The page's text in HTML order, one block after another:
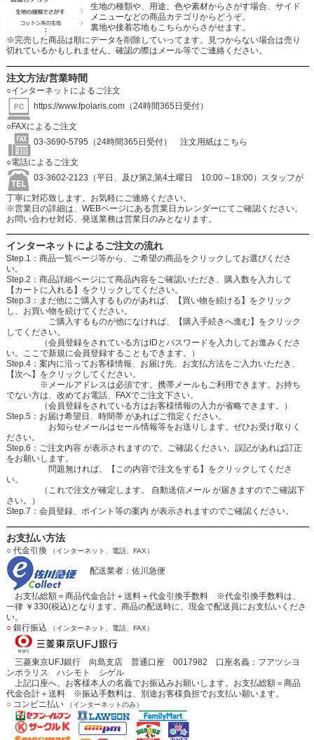
生地の種類や、用途、色や素材からさがす場合、サイド
メニューなどの商品カテゴリからどうぞ。
裏地や接着芯地もこちらからさがせます。
※完売した商品は順にデータを削除していってます。見つからない場合は売り
切れているかもしれません。確認の際はメール等でご連絡ください。
注文方法/営業時間
○インターネットによるご注文
https://www.fpolaris.com（24時間365日受付）
○FAXによるご注文
03-3690-5795（24時間365日受付）
注文用紙はこちら
○電話によるご注文
03-3602-2123（平日、及び第2,第4土曜日 10:00～18:00）スタッフが
丁寧に対応致します。お気軽にご連絡ください。
※営業日の詳細は、WEBページにある営業日カレンダーにてご確認ください。
お問い合わせ対応、発送業務は営業日のみとなります。
インターネットによるご注文の流れ
Step.1：商品一覧ページ等から、ご希望の商品をクリックしてお選びくださ
い。
Step.2：商品詳細ページにて商品内容をご確認いただき、購入数を入力して
【カートに入れる】をクリックしてください。
Step.3：まだ他にご購入するものがあれば、【買い物を続ける】をクリック
し、お買い物を続けてください。
ご購入するものが他になければ、【購入手続きへ進む】をクリック
してください。
（会員登録をされている方はIDとパスワードを入力してお進みくださ
い。ここで新規に会員登録することもできます。）
Step.4：案内に沿ってお客様情報、お届け先、お支払方法をご入力いただき、
【次へ】をクリックしてください。
※メールアドレスは必須です。携帯メールもご利用できます。お持ち
でない方は、改めてお電話、FAXでご注文下さい。
（会員登録をされている方はお客様情報の入力が省略できます。）
Step.5：お届け希望日、時間帯 があればご指定ください。
お知らせメールはセール情報等をお送りします。ぜひお受け取りく
ださい。
Step.6：ご注文内容 が表示されますので、ご確認ください。誤記があれば訂正
をお願いします。
問題無ければ、【この内容で注文をする】をクリックしてくださ
い。
（これで注文が確定します。 自動送信メール が届きますのでご確認下
さい。）
Step.7：会員登録、ポイント等の案内 が表示されますのでご確認ください。
お支払い方法
○代金引換 （インターネット、電話、FAX）
配送業者：佐川急便
お支払総額＝商品代金合計＋送料＋代金引換手数料 ※代金引換手数料は、
一律 ￥330(税込)となります。商品の配送時に、現金で配送員にお支払いくださ
い。
○銀行振込 （インターネット、電話、FAX）
三菱東京UFJ銀行 向島支店 普通口座 0017982 口座名義：フアツシヨ
ンポラリス ハシモト シゲル
上記口座へ、お客様本人の名義でお振込みお願いします。お支払総額＝商品
代金合計＋送料 ※振込手数料は、別途お客様負担でお支払い願います。
○コンビニ払い （インターネットのみ）